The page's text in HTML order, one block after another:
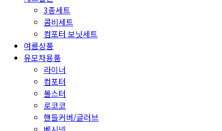
3종세트
콤비세트
컴포터 보닛세트
여름상품
유모차용품
라이너
컴포터
볼스터
로코코
핸들커버/글러브